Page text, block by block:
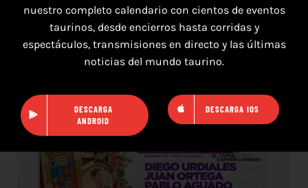
nuestro completo calendario con cientos de eventos
taurinos, desde encierros hasta corridas y
espectáculos, transmisiones en directo y las últimas
noticias del mundo taurino.
DESCARGA
ANDROID
DESCARGA IOS